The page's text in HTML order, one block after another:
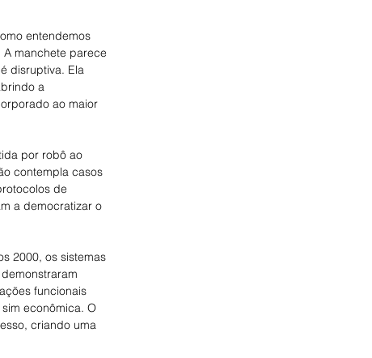
entendemos
A manchete parece
disruptiva. Ela
a
ao maior
por robô ao
contempla casos
de
a democratizar o
2000, os sistemas
funcionais
econômica. O
criando uma